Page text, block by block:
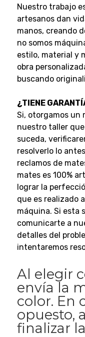
Nuestro trabajo
artesanos dan
manos, creando
no somos
estilo, material y
obra
buscando
¿TIENE
Si, otorgamos un
nuestro taller
suceda,
resolverlo lo
reclamos de
mates es 100%
lograr la
que es realizado
máquina. Si esta
comunicarte a
detalles del
intentaremos
Al elegir
envía la
color. En
opuesto,
finalizar